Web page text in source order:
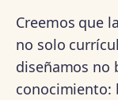
Creemos que
no solo
diseñamos no
conocimiento: